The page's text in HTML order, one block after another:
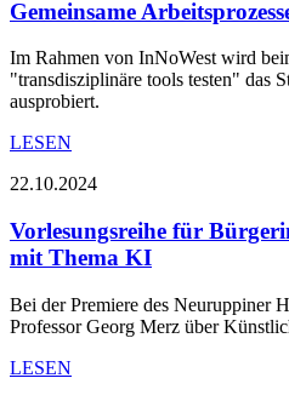
Gemeinsame
Im Rahmen von InNoWest wird
"transdisziplinäre tools testen" das
ausprobiert.
LESEN
22.10.2024
Vorlesungsreihe für
mit Thema KI
Bei der Premiere des Neuruppiner
Professor Georg Merz über
LESEN